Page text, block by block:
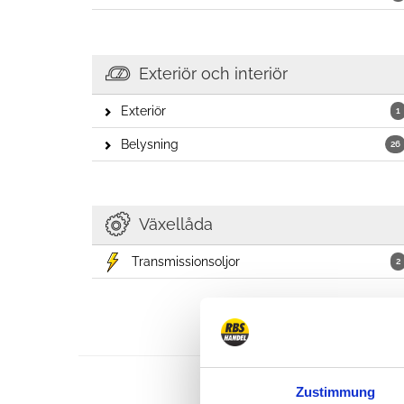
Zustimmung
Exteriör och interiör
1
Exteriör
26
Belysning
Växellåda
2
Transmissionsoljor